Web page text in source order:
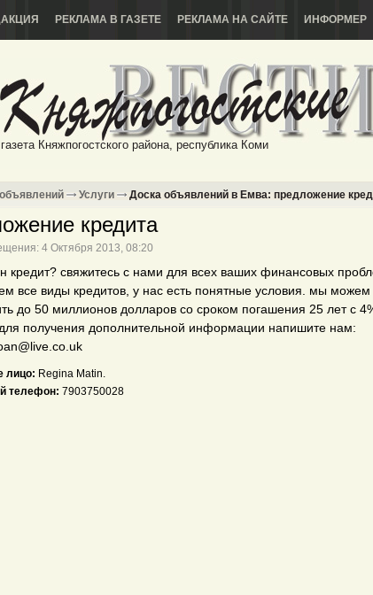
РЕКЛАМА В ГАЗЕТЕ РЕКЛАМА НА САЙТЕ ИНФОРМЕР
газета Княжпогостского района, республика Коми
Услуги Доска объявлений в Емва: предложение
кредита
4 Октября 2013, 08:20
кредит? свяжитесь с нами для всех ваших финансовых
все виды кредитов, у нас есть понятные условия. мы можем
до 50 миллионов долларов со сроком погашения 25 лет с
получения дополнительной информации напишите нам:
лицо: Regina Matin.
телефон: 7903750028